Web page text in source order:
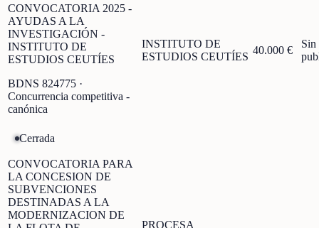
CONVOCATORIA 2025 -
AYUDAS A LA
INVESTIGACIÓN -
INSTITUTO DE
ESTUDIOS CEUTÍES
BDNS 824775 ·
Concurrencia competitiva -
canónica
INSTITUTO DE
ESTUDIOS CEUTÍES
40.000 €
Sin
Cerrada
CONVOCATORIA PARA
LA CONCESION DE
SUBVENCIONES
DESTINADAS A LA
MODERNIZACION DE
PROCESA